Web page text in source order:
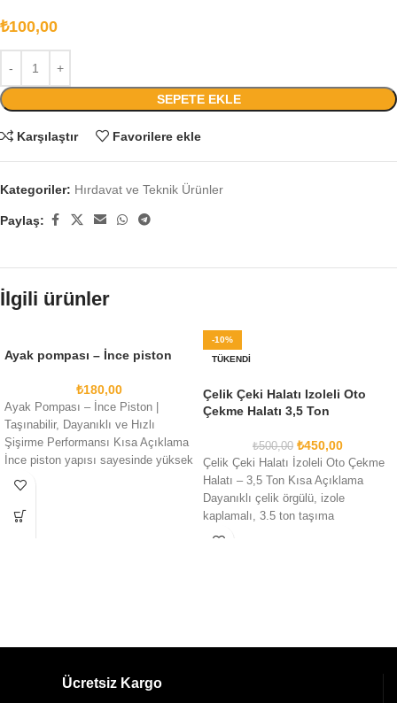
₺100,00
SEPETE EKLE
Karşılaştır Favorilere ekle
Kategoriler: Hırdavat ve Teknik Ürünler
Paylaş:
İlgili ürünler
Ayak pompası – İnce piston
₺180,00
Ayak Pompası – İnce Piston |
Taşınabilir, Dayanıklı ve Hızlı
Şişirme Performansı Kısa Açıklama
İnce piston yapısı sayesinde yüksek
basınç
-10%
TÜKENDI
Çelik Çeki Halatı Izoleli Oto
Çekme Halatı 3,5 Ton
₺500,00 ₺450,00
Çelik Çeki Halatı İzoleli Oto Çekme
Halatı – 3,5 Ton Kısa Açıklama
Dayanıklı çelik örgülü, izole
kaplamalı, 3.5 ton taşıma
Ücretsiz Kargo